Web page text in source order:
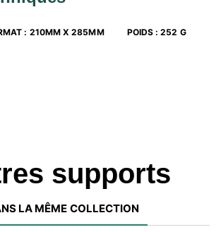
: 210MM X 285MM POIDS :252 G
supports
LA MÊME COLLECTION